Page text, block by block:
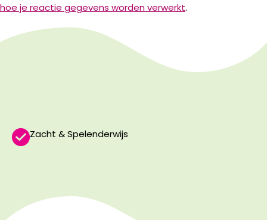
hoe je reactie gegevens worden verwerkt.
Zacht & Spelenderwijs